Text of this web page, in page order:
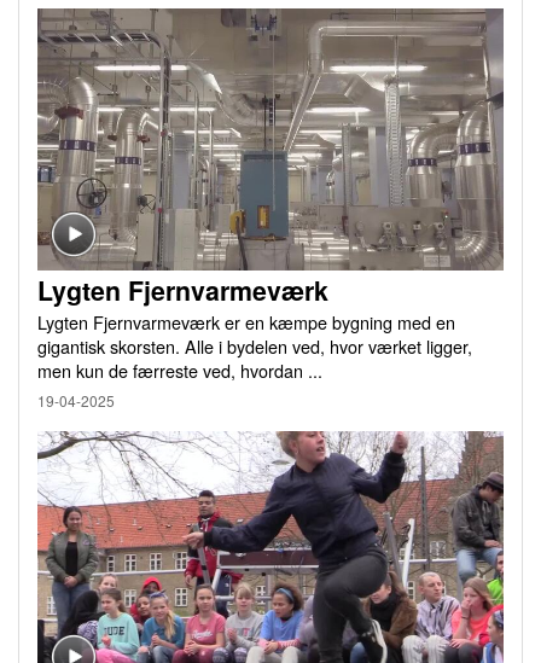
Lygten Fjernvarmeværk
Lygten Fjernvarmeværk er en kæmpe bygning med en
gigantisk skorsten. Alle i bydelen ved, hvor værket ligger,
men kun de færreste ved, hvordan ...
19-04-2025